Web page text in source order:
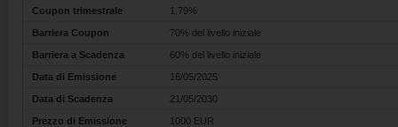
Coupon trimestrale 1.79%
Barriera Coupon 70% del livello iniziale
Barriera a Scadenza 60% del livello iniziale
Data di Emissione 16/05/2025
Data di Scadenza 21/05/2030
Prezzo di Emissione 1000 EUR